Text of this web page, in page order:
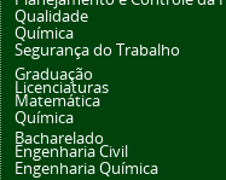
Qualidade
Química
Segurança do Trabalho
Graduação
Licenciaturas
Matemática
Química
Bacharelado
Engenharia Civil
Engenharia Química